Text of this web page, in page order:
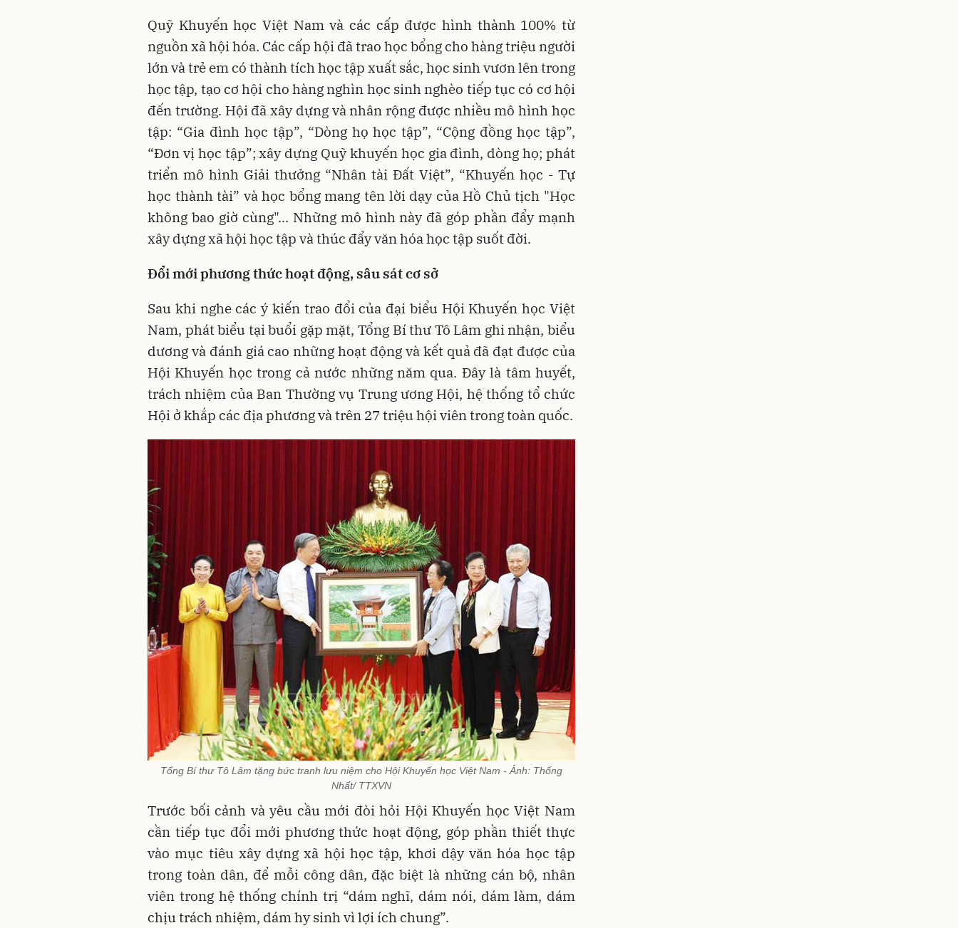
Quỹ Khuyến học Việt Nam và các cấp được hình thành 100% từ
nguồn xã hội hóa. Các cấp hội đã trao học bổng cho hàng triệu người
lớn và trẻ em có thành tích học tập xuất sắc, học sinh vươn lên trong
học tập, tạo cơ hội cho hàng nghìn học sinh nghèo tiếp tục có cơ hội
đến trường. Hội đã xây dựng và nhân rộng được nhiều mô hình học
tập: “Gia đình học tập”, “Dòng họ học tập”, “Cộng đồng học tập”,
“Đơn vị học tập”; xây dựng Quỹ khuyến học gia đình, dòng họ; phát
triển mô hình Giải thưởng “Nhân tài Đất Việt”, “Khuyến học - Tự
học thành tài” và học bổng mang tên lời dạy của Hồ Chủ tịch "Học
không bao giờ cùng"... Những mô hình này đã góp phần đẩy mạnh
xây dựng xã hội học tập và thúc đẩy văn hóa học tập suốt đời.
Đổi mới phương thức hoạt động, sâu sát cơ sở
Sau khi nghe các ý kiến trao đổi của đại biểu Hội Khuyến học Việt
Nam, phát biểu tại buổi gặp mặt, Tổng Bí thư Tô Lâm ghi nhận, biểu
dương và đánh giá cao những hoạt động và kết quả đã đạt được của
Hội Khuyến học trong cả nước những năm qua. Đây là tâm huyết,
trách nhiệm của Ban Thường vụ Trung ương Hội, hệ thống tổ chức
Hội ở khắp các địa phương và trên 27 triệu hội viên trong toàn quốc.
Tổng Bí thư Tô Lâm tặng bức tranh lưu niệm cho Hội Khuyến học Việt Nam - Ảnh: Thống
Nhất/ TTXVN
Trước bối cảnh và yêu cầu mới đòi hỏi Hội Khuyến học Việt Nam
cần tiếp tục đổi mới phương thức hoạt động, góp phần thiết thực
vào mục tiêu xây dựng xã hội học tập, khơi dậy văn hóa học tập
trong toàn dân, để mỗi công dân, đặc biệt là những cán bộ, nhân
viên trong hệ thống chính trị “dám nghĩ, dám nói, dám làm, dám
chịu trách nhiệm, dám hy sinh vì lợi ích chung”.